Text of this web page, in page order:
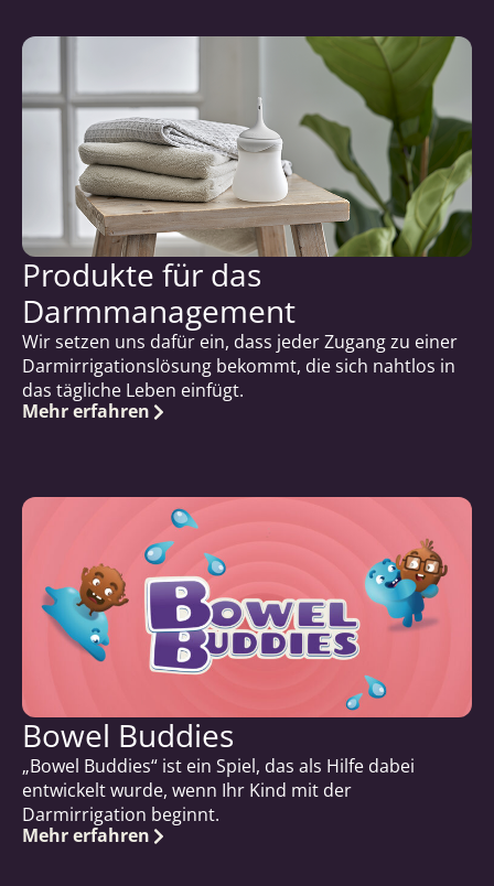
Produkte für das
Darmmanagement
Wir setzen uns dafür ein, dass jeder Zugang zu einer
Darmirrigationslösung bekommt, die sich nahtlos in
das tägliche Leben einfügt.
Mehr erfahren
Bowel Buddies
„Bowel Buddies“ ist ein Spiel, das als Hilfe dabei
entwickelt wurde, wenn Ihr Kind mit der
Darmirrigation beginnt.
Mehr erfahren